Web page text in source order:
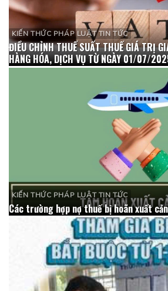
KIẾN THỨC PHÁP LUẬT TIN TỨC
ĐIỀU CHỈNH THUẾ SUẤT THUẾ GIÁ TRỊ
HÀNG HÓA, DỊCH VỤ TỪ NGÀY 01/07/
KIẾN THỨC PHÁP LUẬT TIN TỨC
Các trường hợp nợ thuế bị hoãn xuất